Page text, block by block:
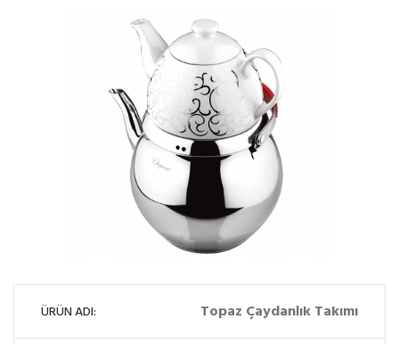
ÜRÜN ADI: Topaz Çaydanlık Takımı